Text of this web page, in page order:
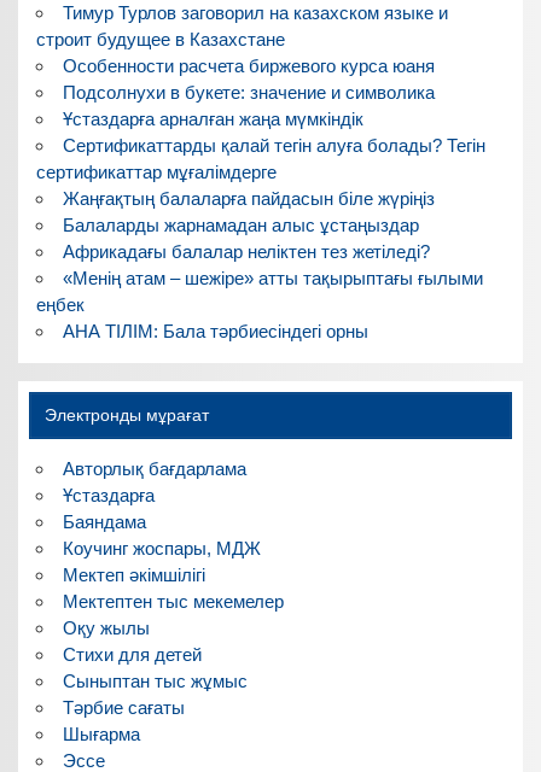
Тимур Турлов заговорил на казахском языке и
строит будущее в Казахстане
Особенности расчета биржевого курса юаня
Подсолнухи в букете: значение и символика
Ұстаздарға арналған жаңа мүмкіндік
Сертификаттарды қалай тегін алуға болады? Тегін
сертификаттар мұғалімдерге
Жаңғақтың балаларға пайдасын біле жүріңіз
Балаларды жарнамадан алыс ұстаңыздар
Африкадағы балалар неліктен тез жетіледі?
«Менің атам – шежіре» атты тақырыптағы ғылыми
еңбек
АНА ТІЛІМ: Бала тәрбиесіндегі орны
Электронды мұрағат
Авторлық бағдарлама
Ұстаздарға
Баяндама
Коучинг жоспары, МДЖ
Мектеп әкімшілігі
Мектептен тыс мекемелер
Оқу жылы
Стихи для детей
Сыныптан тыс жұмыс
Тәрбие сағаты
Шығарма
Эссе